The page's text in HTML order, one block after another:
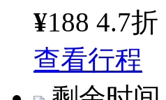
¥188 4.7折
查看行程